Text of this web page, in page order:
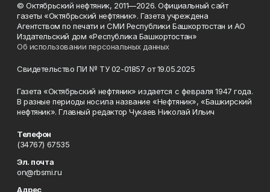
© Октябрьский нефтяник, 2011—2026. Официальный сайт
газеты «Октябрьский нефтяник». Газета учреждена
Агентством по печати и СМИ Республики Башкортостан и АО
Издательский дом «Республика Башкортостан»
Об использовании персональных данных
Свидетельство ПИ № ТУ 02-01857 от 19.05.2025
Газета «Октябрьский нефтяник» издается с февраля 1947 года.
В разные периоды носила название «Нефтяник», «Башкирский
нефтяник». Главный редактор Чукаев Николай Ильич
Телефон
(34767) 67535
Эл. почта
on@rbsmi.ru
Адрес